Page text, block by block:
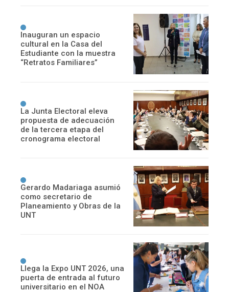
Inauguran un espacio
cultural en la Casa del
Estudiante con la muestra
“Retratos Familiares”
La Junta Electoral eleva
propuesta de adecuación
de la tercera etapa del
cronograma electoral
Gerardo Madariaga asumió
como secretario de
Planeamiento y Obras de la
UNT
Llega la Expo UNT 2026, una
puerta de entrada al futuro
universitario en el NOA